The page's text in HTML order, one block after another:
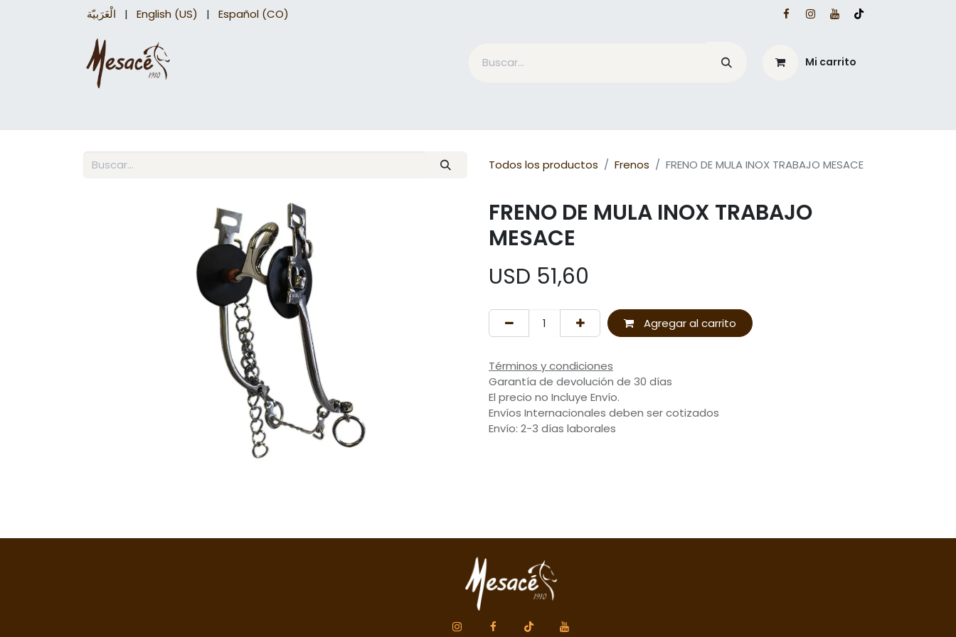
الْعَرَبيّة | English (US) | Español (CO)
Mi carrito
Todos los productos Frenos FRENO DE MULA INOX TRABAJO MESACE
FRENO DE MULA INOX TRABAJO
MESACE
USD 51,60
Agregar al carrito
Términos y condiciones
Garantía de devolución de 30 días
El precio no Incluye Envío.
Envíos Internacionales deben ser cotizados
Envío: 2-3 días laborales